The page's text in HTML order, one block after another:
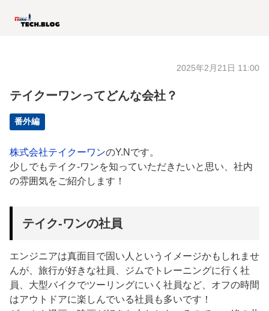
2025年2月21日 11:00
テイクーワンってどんな会社？
番外編
株式会社テイクーワンのY.Nです。
少しでもテイク-ワンを知っていただきたいと思い、社内
の雰囲気をご紹介します！
テイク-ワンの社員
エンジニアは真面目で固い人というイメージかもしれませ
んが、旅行が好きな社員、ジムでトレーニングに行く社
員、大型バイクでツーリングにいく社員など、オフの時間
はアウトドアに楽しんでいる社員も多いです！